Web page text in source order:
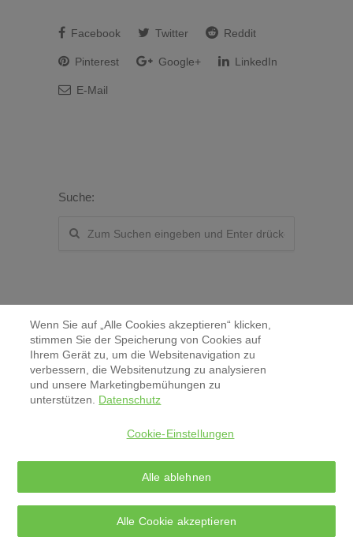
Facebook Twitter Reddit
Pinterest Google+ LinkedIn
E-Mail
Suche:
Kontakt
Aktuelles & Pressemitteilungen
Wenn Sie auf „Alle Cookies akzeptieren“ klicken,
stimmen Sie der Speicherung von Cookies auf
Ihrem Gerät zu, um die Websitenavigation zu
verbessern, die Websitenutzung zu analysieren
und unsere Marketingbemühungen zu
unterstützen. Datenschutz
Cookie-Einstellungen
Alle ablehnen
Alle Cookie akzeptieren